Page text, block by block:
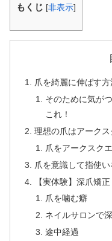
もくじ [非表示]
爪を綺麗に伸ばす方
そのために気が
これ！
理想の爪はアークス
爪をアークスク
爪を意識して指使い
【実体験】深爪矯正
爪を噛む癖
ネイルサロンで
途中経過